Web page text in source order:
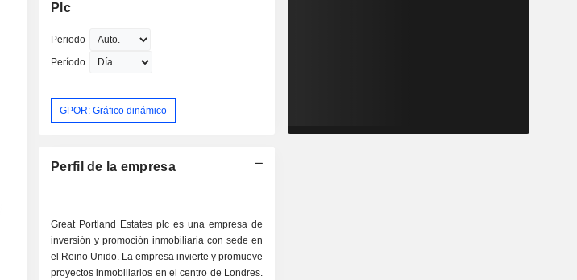
Plc
Periodo
Período
GPOR: Gráfico dinámico
Perfil de la empresa
Great Portland Estates plc es una empresa de
inversión y promoción inmobiliaria con sede en
el Reino Unido. La empresa invierte y promueve
proyectos inmobiliarios en el centro de Londres.